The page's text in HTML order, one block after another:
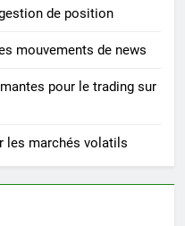
de position
mouvements de news
pour le trading sur
les marchés volatils